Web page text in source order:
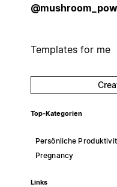
Templates for me
Top-Kategorien
Persönliche
Pregnancy
Links